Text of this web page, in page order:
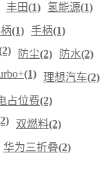
丰田(1) 氢能源(1)
(1) 手柄(1)
防尘(2) 防水(2)
(1) 理想汽车(2)
占位费(2)
双燃料(2)
华为三折叠(2)